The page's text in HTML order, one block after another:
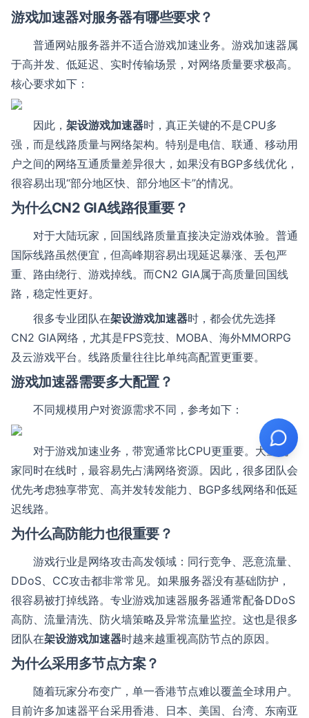
游戏加速器对服务器有哪些要求？
普通网站服务器并不适合游戏加速业务。游戏加速器属
于高并发、低延迟、实时传输场景，对网络质量要求极高。
核心要求如下：
因此， 架设游戏加速器时，真正关键的不是CPU多
强，而是线路质量与网络架构。特别是电信、联通、移动用
户之间的网络互通质量差异很大，如果没有BGP多线优化，
很容易出现“部分地区快、部分地区卡”的情况。
为什么CN2 GIA线路很重要？
对于大陆玩家，回国线路质量直接决定游戏体验。普通
国际线路虽然便宜，但高峰期容易出现延迟暴涨、丢包严
重、路由绕行、游戏掉线。而CN2 GIA属于高质量回国线
路，稳定性更好。
很多专业团队在架设游戏加速器时，都会优先选择
CN2 GIA网络，尤其是FPS竞技、MOBA、海外MMORPG
及云游戏平台。线路质量往往比单纯高配置更重要。
游戏加速器需要多大配置？
不同规模用户对资源需求不同，参考如下：
对于游戏加速业务，带宽通常比CPU更重要。大量玩
家同时在线时，最容易先占满网络资源。因此，很多团队会
优先考虑独享带宽、高并发转发能力、BGP多线网络和低延
迟线路。
为什么高防能力也很重要？
游戏行业是网络攻击高发领域：同行竞争、恶意流量、
DDoS、CC攻击都非常常见。如果服务器没有基础防护，
很容易被打掉线路。专业游戏加速器服务器通常配备DDoS
高防、流量清洗、防火墙策略及异常流量监控。这也是很多
团队在架设游戏加速器时越来越重视高防节点的原因。
为什么采用多节点方案？
随着玩家分布变广，单一香港节点难以覆盖全球用户。
目前许多加速器平台采用香港、日本、美国、台湾、东南亚